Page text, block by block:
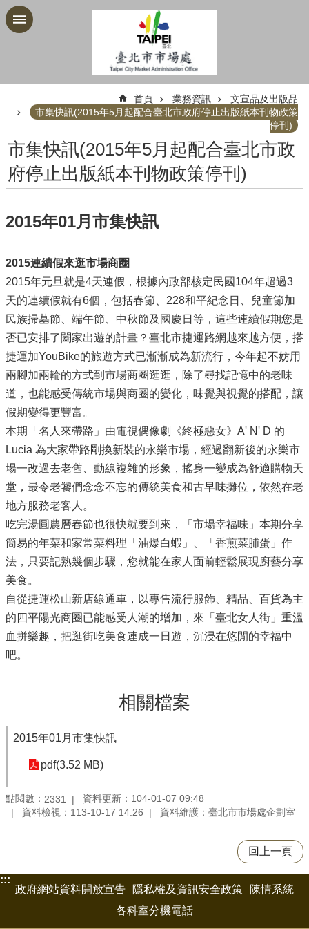
跳到主要內容區塊
首頁 業務資訊
文宣品及出版品
市集快訊(2015年5月起配合臺北市政府停止出版紙本刊物政策
停刊)
市集快訊(2015年5月起配合臺北市政
府停止出版紙本刊物政策停刊)
2015年01月市集快訊
2015連續假來逛市場商圈
2015年元旦就是4天連假，根據內政部核定民國104年超過3
天的連續假就有6個，包括春節、228和平紀念日、兒童節加
民族掃墓節、端午節、中秋節及國慶日等，這些連續假期您是
否已安排了闔家出遊的計畫？臺北市捷運路網越來越方便，搭
捷運加YouBike的旅遊方式已漸漸成為新流行，今年起不妨用
兩腳加兩輪的方式到市場商圈逛逛，除了尋找記憶中的老味
道，也能感受傳統市場與商圈的變化，味覺與視覺的搭配，讓
假期變得更豐富。
本期「名人來帶路」由電視偶像劇《終極惡女》A' N' D 的
Lucia 為大家帶路剛換新裝的永樂市場，經過翻新後的永樂市
場一改過去老舊、動線複雜的形象，搖身一變成為舒適購物天
堂，最令老饕們念念不忘的傳統美食和古早味攤位，依然在老
地方服務老客人。
吃完湯圓農曆春節也很快就要到來，「市場幸福味」本期分享
簡易的年菜和家常菜料理「油爆白蝦」、「香煎菜脯蛋」作
法，只要記熟幾個步驟，您就能在家人面前輕鬆展現廚藝分享
美食。
自從捷運松山新店線通車，以專售流行服飾、精品、百貨為主
的四平陽光商圈已能感受人潮的增加，來「臺北女人街」重溫
血拼樂趣，把逛街吃美食連成一日遊，沉浸在悠閒的幸福中
吧。
相關檔案
2015年01月市集快訊
pdf(3.52 MB)
點閱數： 2331
資料更新：104-01-07 09:48
資料檢視：113-10-17 14:26
資料維護：臺北市市場處企劃室
回上一頁
:::
政府網站資料開放宣告
隱私權及資訊安全政策
陳情系統
各科室分機電話